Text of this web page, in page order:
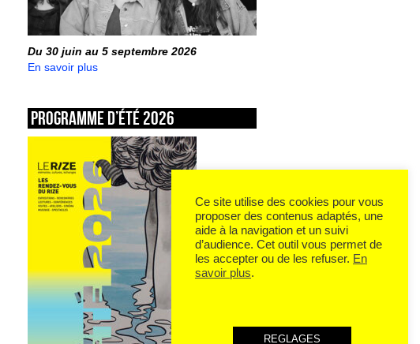
Du 30 juin au 5 septembre 2026
En savoir plus
Programme d’été 2026
Ce site utilise des cookies pour vous
proposer des contenus adaptés, une
aide à la navigation et un suivi
d’audience. Cet outil vous permet de
les accepter ou de les refuser. En
savoir plus.
REGLAGES